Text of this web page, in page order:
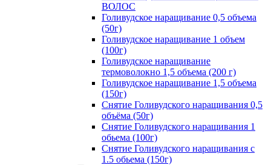
ВОЛОС
Голивудское наращивание 0,5 объема
(50г)
Голивудское наращивание 1 объем
(100г)
Голивудское наращивание
термоволокно 1,5 объема (200 г)
Голивудское наращивание 1,5 объема
(150г)
Снятие Голивудского наращивания 0,5
объёма (50г)
Снятие Голивудского наращивания 1
обьема (100г)
Снятие Голивудского наращивания с
1.5 обьема (150г)